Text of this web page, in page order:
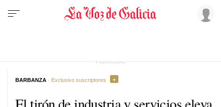
BARBANZA · Exclusivo suscriptores